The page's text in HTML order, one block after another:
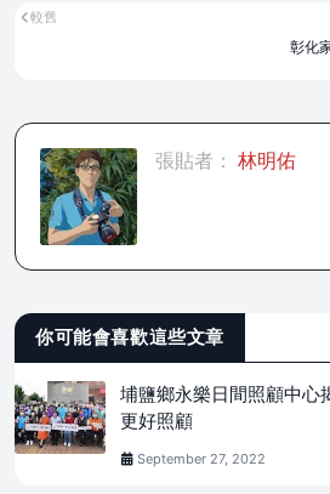
彰化
較舊
張貼者： 林明佑
你可能會喜歡這些文章
埔鹽鄉永樂日間照顧中
更好照顧
September 27, 2022